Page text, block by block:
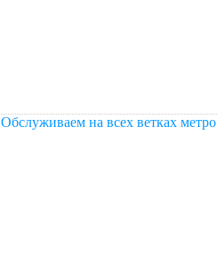
Обслуживаем на всех ветках метро